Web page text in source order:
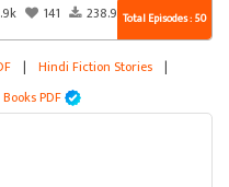
141 238.9kTotal Episodes : 50
| Hindi Fiction Stories |
PDF